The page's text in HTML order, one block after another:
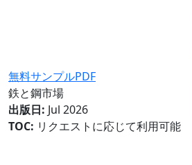
無料サンプルPDF
鉄と鋼市場
出版日: Jul 2026
TOC: リクエストに応じて利用可能